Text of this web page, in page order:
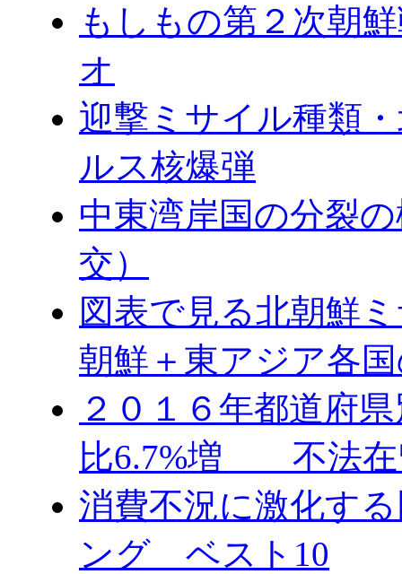
もしもの第２次朝
オ
迎撃ミサイル種類
ルス核爆弾
中東湾岸国の分裂
交）
図表で見る北朝鮮
朝鮮＋東アジア各
２０１６年都道府
比6.7%増 不法在
消費不況に激化す
ング ベスト10